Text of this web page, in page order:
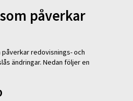
påverkar
redovisnings- och
ändringar. Nedan följer en